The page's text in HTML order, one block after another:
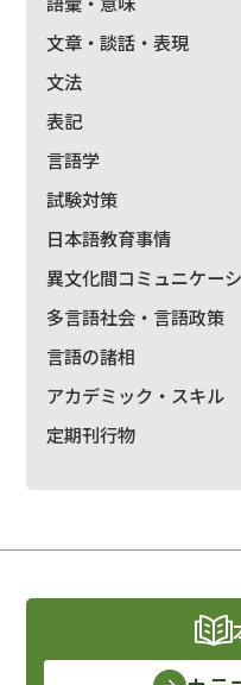
文章・談話・表現
文法
表記
言語学
試験対策
日本語教育事情
異文化間コミュニケー
多言語社会・言語政策
言語の諸相
アカデミック・スキル
定期刊行物